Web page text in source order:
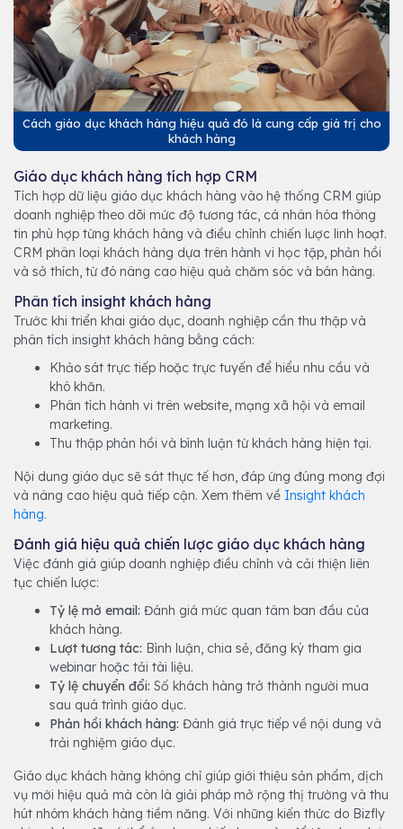
Cách giáo dục khách hàng hiệu quả đó là cung cấp giá trị cho
khách hàng
Giáo dục khách hàng tích hợp CRM
Tích hợp dữ liệu giáo dục khách hàng vào hệ thống CRM giúp
doanh nghiệp theo dõi mức độ tương tác, cá nhân hóa thông
tin phù hợp từng khách hàng và điều chỉnh chiến lược linh hoạt.
CRM phân loại khách hàng dựa trên hành vi học tập, phản hồi
và sở thích, từ đó nâng cao hiệu quả chăm sóc và bán hàng.
Phân tích insight khách hàng
Trước khi triển khai giáo dục, doanh nghiệp cần thu thập và
phân tích insight khách hàng bằng cách:
Khảo sát trực tiếp hoặc trực tuyến để hiểu nhu cầu và
khó khăn.
Phân tích hành vi trên website, mạng xã hội và email
marketing.
Thu thập phản hồi và bình luận từ khách hàng hiện tại.
Nội dung giáo dục sẽ sát thực tế hơn, đáp ứng đúng mong đợi
và nâng cao hiệu quả tiếp cận. Xem thêm về Insight khách
hàng.
Đánh giá hiệu quả chiến lược giáo dục khách hàng
Việc đánh giá giúp doanh nghiệp điều chỉnh và cải thiện liên
tục chiến lược:
Tỷ lệ mở email: Đánh giá mức quan tâm ban đầu của
khách hàng.
Lượt tương tác: Bình luận, chia sẻ, đăng ký tham gia
webinar hoặc tải tài liệu.
Tỷ lệ chuyển đổi: Số khách hàng trở thành người mua
sau quá trình giáo dục.
Phản hồi khách hàng: Đánh giá trực tiếp về nội dung và
trải nghiệm giáo dục.
Giáo dục khách hàng không chỉ giúp giới thiệu sản phẩm, dịch
vụ mới hiệu quả mà còn là giải pháp mở rộng thị trường và thu
hút nhóm khách hàng tiềm năng. Với những kiến thức do Bizfly